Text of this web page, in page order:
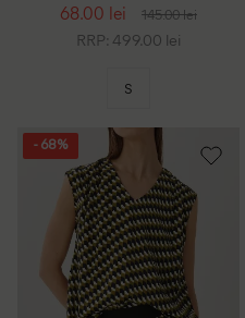
68.00 lei 145.00 lei
RRP: 499.00 lei
S
- 68%